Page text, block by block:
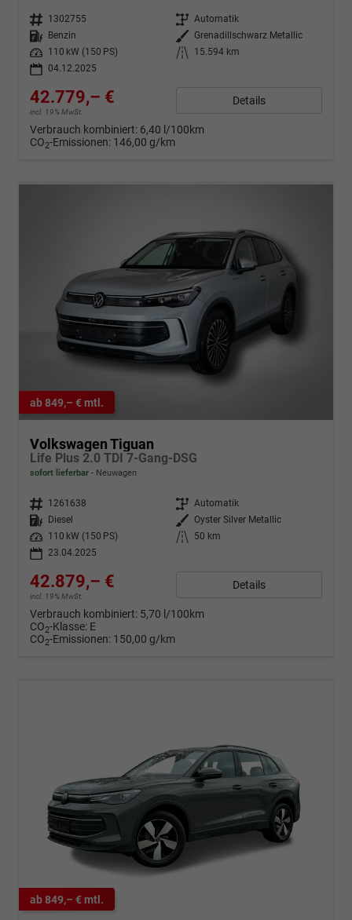
Fahrzeugnr. 1302755 Getriebe Automatik
Kraftstoff
Benzin Außenfarbe
Grenadillschwarz Metallic
Leistung
110 kW (150 PS) Kilometerstand
15.594 km
04.12.2025
42.779,– €
incl. 19% MwSt.
Details
Verbrauch kombiniert: 6,40 l/100km
CO2-Emissionen: 146,00 g/km
ab 849,– € mtl.
Volkswagen Tiguan
Life Plus 2.0 TDI 7-Gang-DSG
sofort lieferbar Neuwagen
Fahrzeugnr. 1261638 Getriebe Automatik
Kraftstoff
Diesel Außenfarbe Oyster Silver Metallic
Leistung
110 kW (150 PS) Kilometerstand
50 km
23.04.2025
42.879,– €
incl. 19% MwSt.
Details
Verbrauch kombiniert: 5,70 l/100km
CO2-Klasse: E
CO2-Emissionen: 150,00 g/km
ab 849,– € mtl.